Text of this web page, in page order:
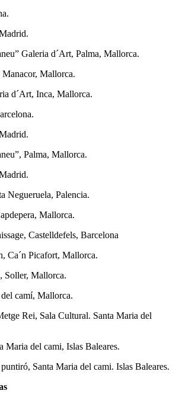
Galeria d´Art, Palma, Mallorca.
Manacor, Mallorca.
d´Art, Inca, Mallorca.
Palma, Mallorca.
Negueruela, Palencia.
Mallorca.
Castelldefels, Barcelona
Ca´n Picafort, Mallorca.
Soller, Mallorca.
camí, Mallorca.
Rei, Sala Cultural. Santa Maria del
Maria del cami, Islas Baleares.
Santa Maria del cami. Islas Baleares.